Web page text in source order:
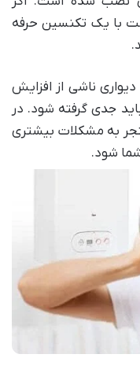
با یک تکنسین حرفه
ناشی از افزایش
جدی گرفته شود. در
به مشکلات بیشتری
شود.